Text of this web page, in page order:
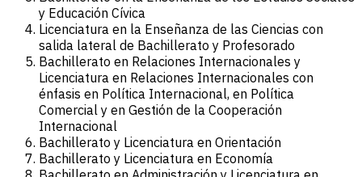
y Educación Cívica
Licenciatura en la Enseñanza de las Ciencias con
salida lateral de Bachillerato y Profesorado
Bachillerato en Relaciones Internacionales y
Licenciatura en Relaciones Internacionales con
énfasis en Política Internacional, en Política
Comercial y en Gestión de la Cooperación
Internacional
Bachillerato y Licenciatura en Orientación
Bachillerato y Licenciatura en Economía